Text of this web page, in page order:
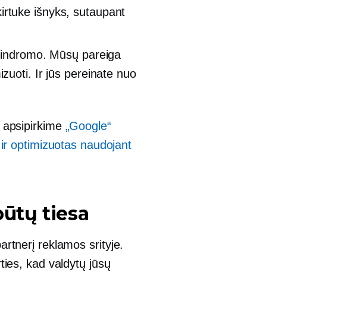
išnyks, sutaupant
Mūsų pareiga
Ir jūs pereinate nuo
apsipirkime „Google“
optimizuotas naudojant
tiesa
reklamos srityje.
kad valdytų jūsų